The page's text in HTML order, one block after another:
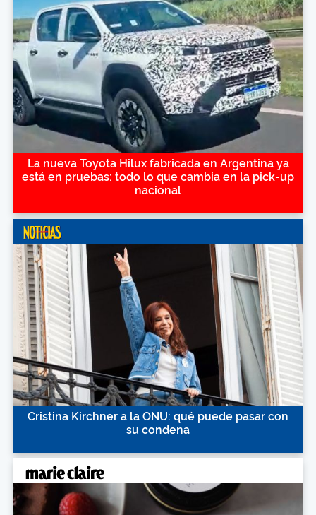
La nueva Toyota Hilux fabricada en Argentina ya
está en pruebas: todo lo que cambia en la pick-up
nacional
Cristina Kirchner a la ONU: qué puede pasar con
su condena